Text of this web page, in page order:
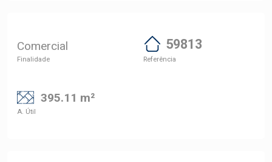
Comercial
Finalidade
59813
Referência
395.11 m²
A. Útil